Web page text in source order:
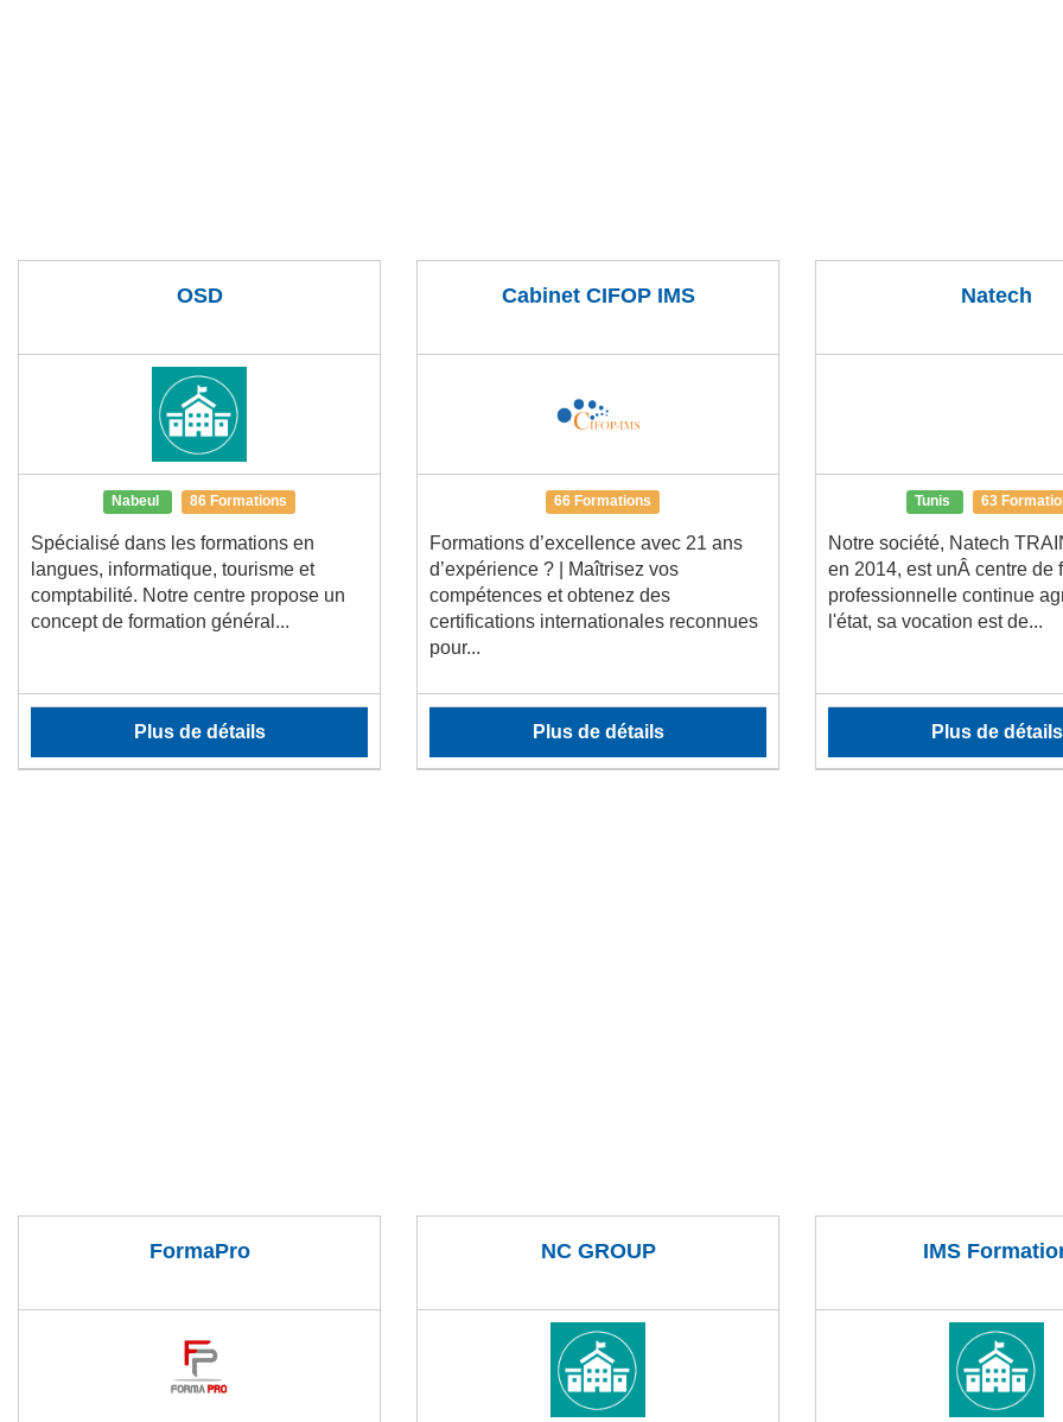
OSD
Nabeul 86 Formations
Spécialisé dans les formations en
langues, informatique, tourisme et
comptabilité. Notre centre propose un
concept de formation général...
Plus de détails
Cabinet CIFOP IMS
66 Formations
Formations d’excellence avec 21 ans
d’expérience ? | Maîtrisez vos
compétences et obtenez des
certifications internationales reconnues
pour...
Plus de détails
Natech
Tunis 63
Notre société, Natech
en 2014, est unÂ centre de
professionnelle continue
l'état, sa vocation est de...
Plus de détails
FormaPro NC GROUP IMS